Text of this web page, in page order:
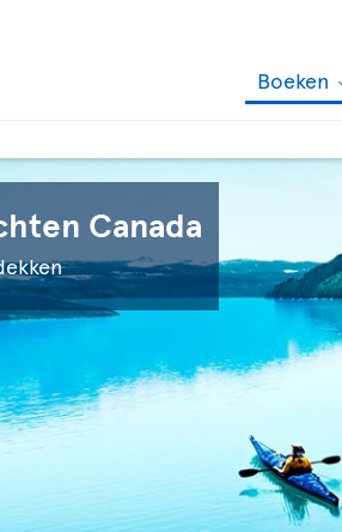
Boeken
Canada